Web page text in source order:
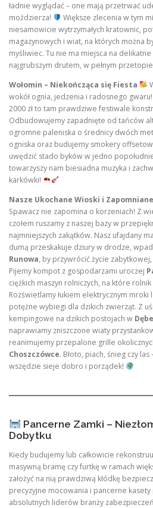
ładnie wyglądać – one mają przetrwać
moździerza!
Większe zlecenia w tym
niesamowicie wytrzymałych kratownic,
magazynowych i wiat, na których można
myśliwiec. Tu nie ma miejsca na
najgrubszym drutem, w pełnym
Wołomin – Niekończąca się Fiesta
wokół ognia, jedzenia i radosnego
2000 zł to tam prawdziwe festiwale
Odbudowujemy zapadnięte od tańców
ogromne paleniska o średnicy dwóch
ogniska oraz budujemy smokery
uwędzić stado byków w jedno
towarzyszy nam biesiadna muzyka i
karkówki!
Nasze Ukochane Wioski i
Spawacz nie zapomina o korzeniach! Z
czołem ruszamy z naszej bazy w
najmniejszych zakątków. Nasz ufajdany
dumą przeskakuje dziury w drodze,
Runowa, by przywrócić życie
Pijemy kompot z gospodarzami uroczej
ciężkich maszyn rolniczych, na które
Rozświetlamy łukiem elektrycznym mroki
potężne wybiegi dla dzikich zwierząt. Z
kempingowe na dzikich postojach w
naprawiamy zniszczone wiaty
reanimujemy przepalone grille
Choszczówce. Błoto, piach, śnieg czy
wszędzie sieje dobro i porządek!
Pancerne Zamki –
Dobytku
Kiedy budujemy lub całkowicie
masywną bramę czy furtkę w ramach
założyć na nią prawdziwą kłódkę
precyzyjne mocowania i pancerne
absolutnych liderów branży